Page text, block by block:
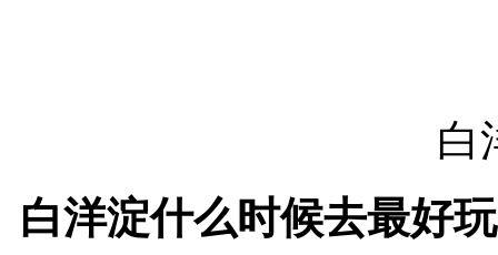
白
白洋淀什么时候去最好玩